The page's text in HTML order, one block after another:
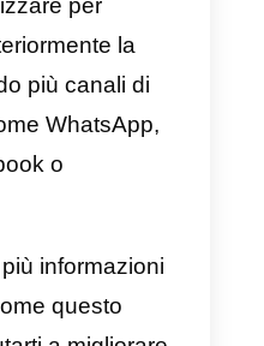
però un
poiché le
male,
contro l’azienda
clienti. Ricordiamo
persone piace
umano